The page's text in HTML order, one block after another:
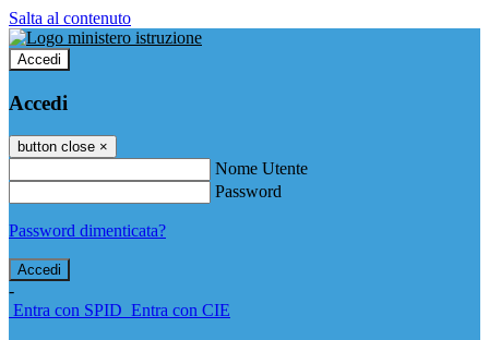
Salta al contenuto
Accedi
Accedi
button close ×
Nome Utente
Password
Password dimenticata?
-
Entra con SPID Entra con CIE